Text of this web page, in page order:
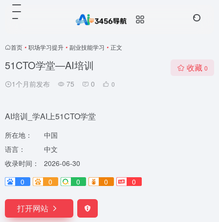
首页 • 职场学习提升 • 副业技能学习 • 正文
51CTO学堂—AI培训
1个月前发布 75 0 0
收藏 0
AI培训_学AI上51CTO学堂
所在地：
中国
语言：
中文
收录时间：
2026-06-30
0
0 0 0 0
打开网站